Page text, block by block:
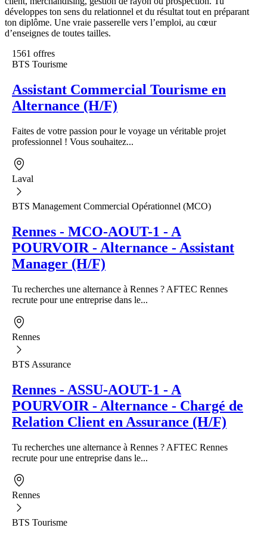
développes ton sens du relationnel et du résultat tout en préparant
ton diplôme. Une vraie passerelle vers l’emploi, au cœur
d’enseignes de toutes tailles.
1561 offres
BTS Tourisme
Assistant Commercial Tourisme en
Alternance (H/F)
Faites de votre passion pour le voyage un véritable projet
professionnel ! Vous souhaitez...
Laval
BTS Management Commercial Opérationnel (MCO)
Rennes - MCO-AOUT-1 - A
POURVOIR - Alternance - Assistant
Manager (H/F)
Tu recherches une alternance à Rennes ? AFTEC Rennes
recrute pour une entreprise dans le...
Rennes
BTS Assurance
Rennes - ASSU-AOUT-1 - A
POURVOIR - Alternance - Chargé de
Relation Client en Assurance (H/F)
Tu recherches une alternance à Rennes ? AFTEC Rennes
recrute pour une entreprise dans le...
Rennes
BTS Tourisme